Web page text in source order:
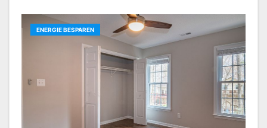
ENERGIE BESPAREN